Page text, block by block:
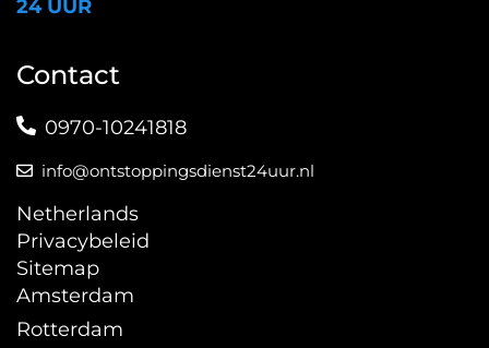
24 UUR
Contact
0970-10241818
info@ontstoppingsdienst24uur.nl
Netherlands
Privacybeleid
Sitemap
Amsterdam
Rotterdam